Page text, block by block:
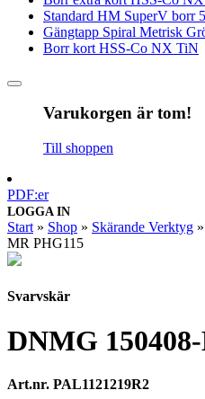
Standard HM SuperV borr
Gängtapp Spiral Metrisk
Borr kort HSS-Co NX TiN
Varukorgen är tom!
Till shoppen
PDF:er
LOGGA IN
Start » Shop » Skärande Verktyg »
MR PHG115
Svarvskär
DNMG
Art.nr. PAL1121219R2